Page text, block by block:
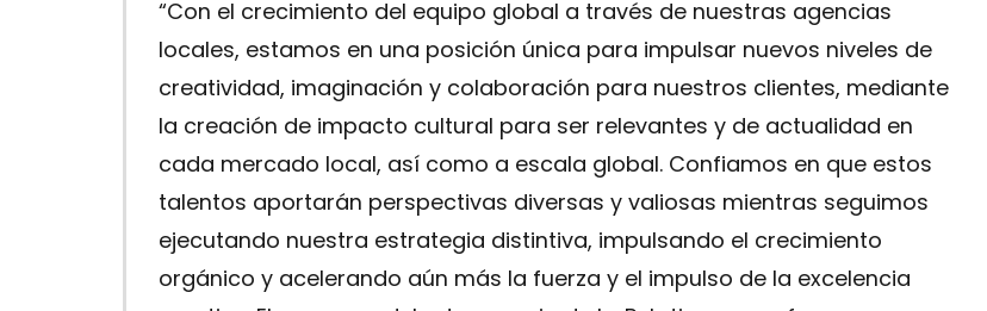
“Con el crecimiento del equipo global a través de nuestras agencias
locales, estamos en una posición única para impulsar nuevos niveles de
creatividad, imaginación y colaboración para nuestros clientes, mediante
la creación de impacto cultural para ser relevantes y de actualidad en
cada mercado local, así como a escala global. Confiamos en que estos
talentos aportarán perspectivas diversas y valiosas mientras seguimos
ejecutando nuestra estrategia distintiva, impulsando el crecimiento
orgánico y acelerando aún más la fuerza y el impulso de la excelencia